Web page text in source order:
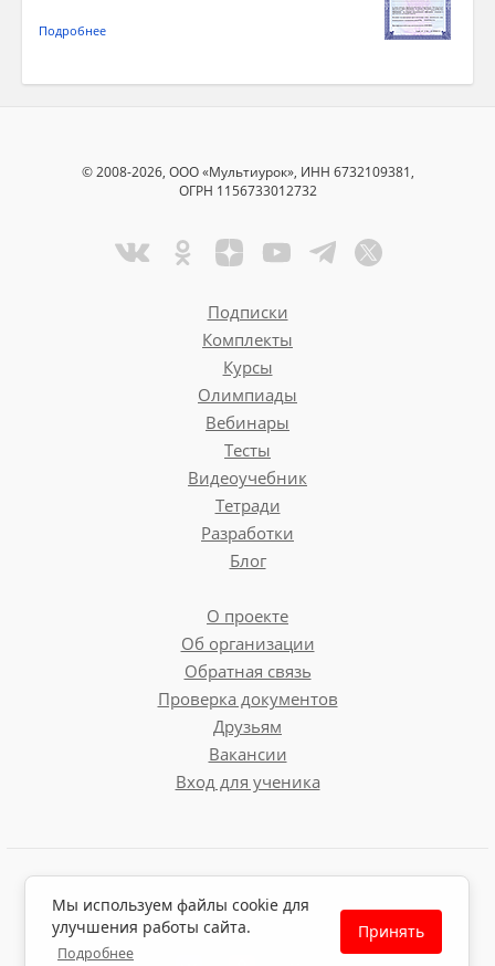
Подробнее
© 2008-2026, ООО «Мультиурок», ИНН 6732109381,
ОГРН 1156733012732
Подписки
Комплекты
Курсы
Олимпиады
Вебинары
Тесты
Видеоучебник
Тетради
Разработки
Блог
О проекте
Об организации
Обратная связь
Проверка документов
Друзьям
Вакансии
Вход для ученика
Политика обработки персональных данных
Политика использования файлов cookie
Мы используем файлы cookie для
улучшения работы сайта.
Подробнее
Принять